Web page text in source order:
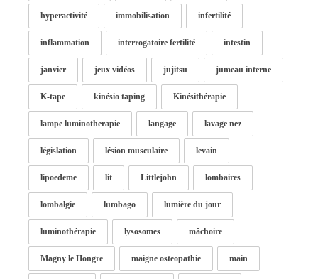
hyperactivité immobilisation infertilité
inflammation interrogatoire fertilité intestin
janvier jeux vidéos jujitsu jumeau interne
K-tape kinésio taping Kinésithérapie
lampe luminotherapie langage lavage nez
législation lésion musculaire levain
lipoedeme lit Littlejohn lombaires
lombalgie lumbago lumière du jour
luminothérapie lysosomes mâchoire
Magny le Hongre maigne osteopathie main